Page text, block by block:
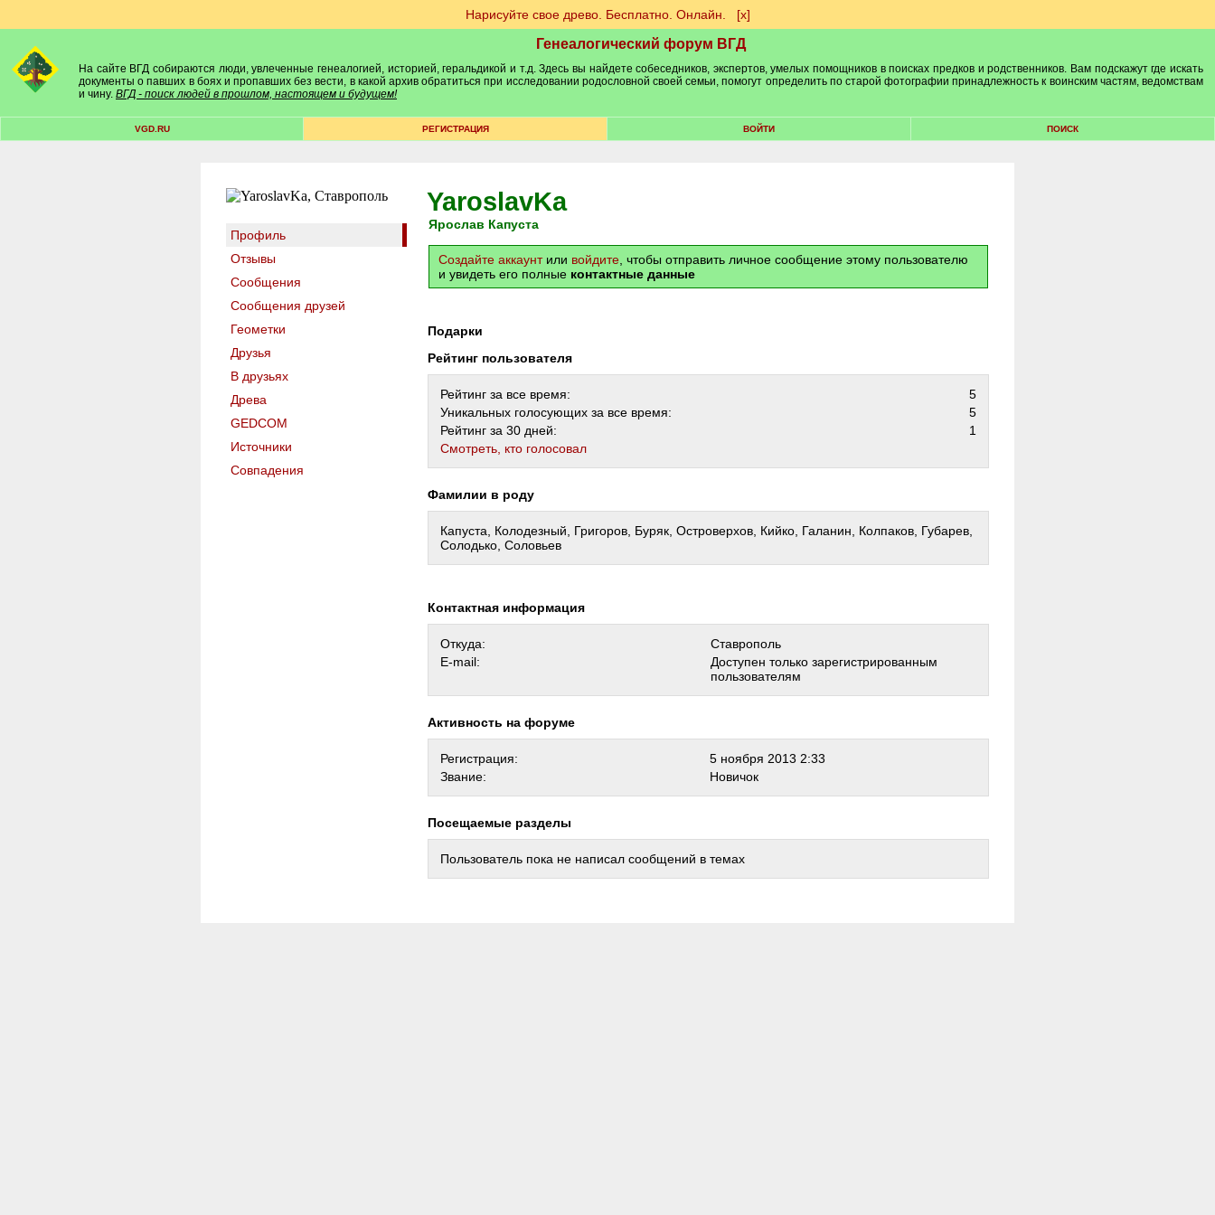
Нарисуйте свое древо. Бесплатно. Онлайн. [х]
Генеалогический форум ВГД
На сайте ВГД собираются люди, увлеченные генеалогией, историей, геральдикой и т.д. Здесь вы найдете собеседников, экспертов, умелых помощников в поисках предков и родственников. Вам подскажут где искать
документы о павших в боях и пропавших без вести, в какой архив обратиться при исследовании родословной своей семьи, помогут определить по старой фотографии принадлежность к воинским частям, ведомствам
и чину. ВГД - поиск людей в прошлом, настоящем и будущем!
VGD.RU РЕГИСТРАЦИЯ ВОЙТИ ПОИСК
Профиль
Отзывы
Сообщения
Сообщения друзей
Геометки
Друзья
В друзьях
Древа
GEDCOM
Источники
Совпадения
YaroslavKa
Ярослав Капуста
Создайте аккаунтили войдите , чтобы отправить личное сообщение этому пользователю
и увидеть его полные контактные данные
Подарки
Рейтинг пользователя
Рейтинг за все время:
5
Уникальных голосующих за все время:
5
Рейтинг за 30 дней:
1
Cмотреть, кто голосовал
Фамилии в роду
Капуста, Колодезный, Григоров, Буряк, Островерхов, Кийко, Галанин, Колпаков, Губарев,
Солодько, Соловьев
Контактная информация
Откуда:
Ставрополь
E-mail:
Доступен только зарегистрированным
пользователям
Активность на форуме
Регистрация:
5 ноября 2013 2:33
Звание:
Новичок
Посещаемые разделы
Пользователь пока не написал сообщений в темах